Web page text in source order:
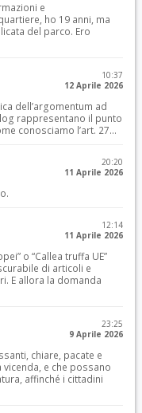
e
ho 19 anni, ma
del parco. Ero
10:37
12 Aprile 2026
dell’argomentum ad
rappresentano il punto
conosciamo l’art. 27...
20:20
11 Aprile 2026
12:14
11 Aprile 2026
o “Callea truffa UE”
di articoli e
E allora la domanda
23:25
9 Aprile 2026
chiare, pacate e
e che possano
affinché i cittadini